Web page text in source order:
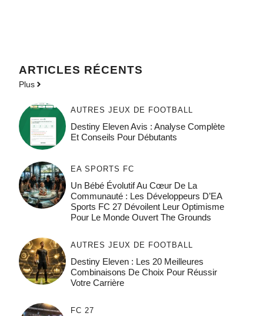
ARTICLES RÉCENTS
Plus
AUTRES JEUX DE FOOTBALL
Destiny Eleven Avis : Analyse Complète
Et Conseils Pour Débutants
EA SPORTS FC
Un Bébé Évolutif Au Cœur De La
Communauté : Les Développeurs D’EA
Sports FC 27 Dévoilent Leur Optimisme
Pour Le Monde Ouvert The Grounds
AUTRES JEUX DE FOOTBALL
Destiny Eleven : Les 20 Meilleures
Combinaisons De Choix Pour Réussir
Votre Carrière
FC 27